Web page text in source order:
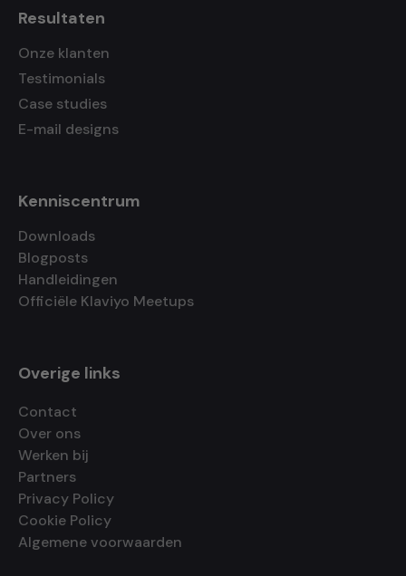
Resultaten
Onze klanten
Testimonials
Case studies
E-mail designs
Kenniscentrum
Downloads
Blogposts
Handleidingen
Officiële Klaviyo Meetups
Overige links
Contact
Over ons
Werken bij
Partners
Privacy Policy
Cookie Policy
Algemene voorwaarden